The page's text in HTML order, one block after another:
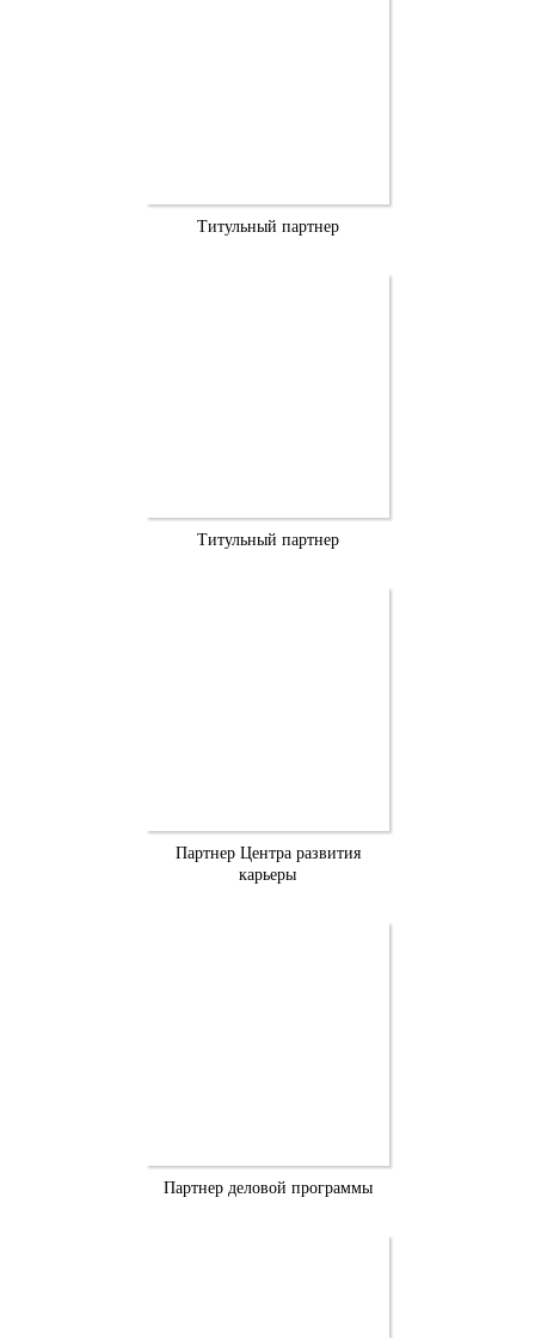
Титульный партнер
Титульный партнер
Партнер Центра развития
карьеры
Партнер деловой программы